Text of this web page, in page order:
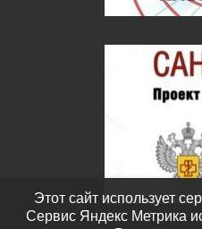
Этот сайт использует
Сервис Яндекс Метрика